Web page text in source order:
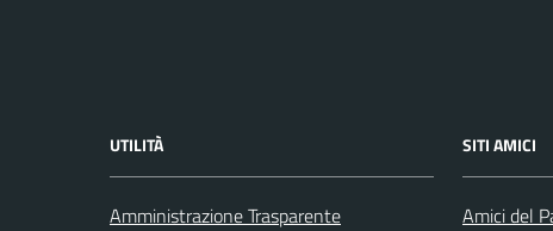
UTILITÀ
Amministrazione Trasparente
SITI AMICI
Amici del